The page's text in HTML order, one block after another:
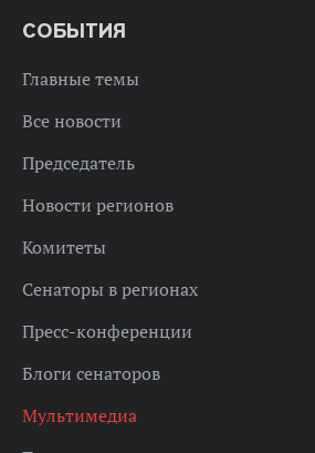
СОБЫТИЯ
Главные темы
Все новости
Председатель
Новости регионов
Комитеты
Сенаторы в регионах
Пресс-конференции
Блоги сенаторов
Мультимедиа